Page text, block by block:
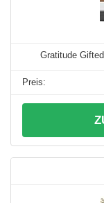
Gratitude